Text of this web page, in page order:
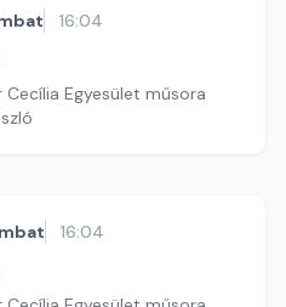
16:04
Egyesület műsora
16:04